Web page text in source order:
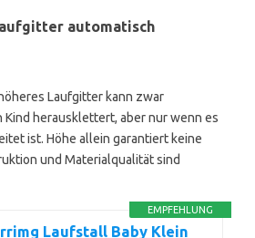
automatisch
Laufgitter kann zwar
Kind herausklettert, aber nur wenn es
ist. Höhe allein garantiert keine
und Materialqualität sind
EMPFEHLUNG
Laufstall Baby Klein